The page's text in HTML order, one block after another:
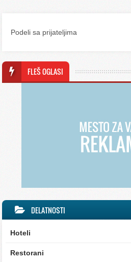
Podeli sa prijateljima
FLEŠ OGLASI
DELATNOSTI
Hoteli
Restorani